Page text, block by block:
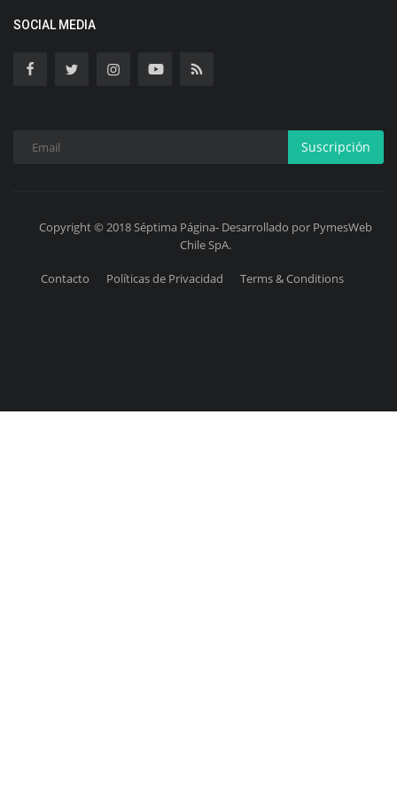
SOCIAL MEDIA
Suscripción
Copyright © 2018 Séptima Página- Desarrollado por PymesWeb
Chile SpA.
Contacto Políticas de Privacidad Terms & Conditions